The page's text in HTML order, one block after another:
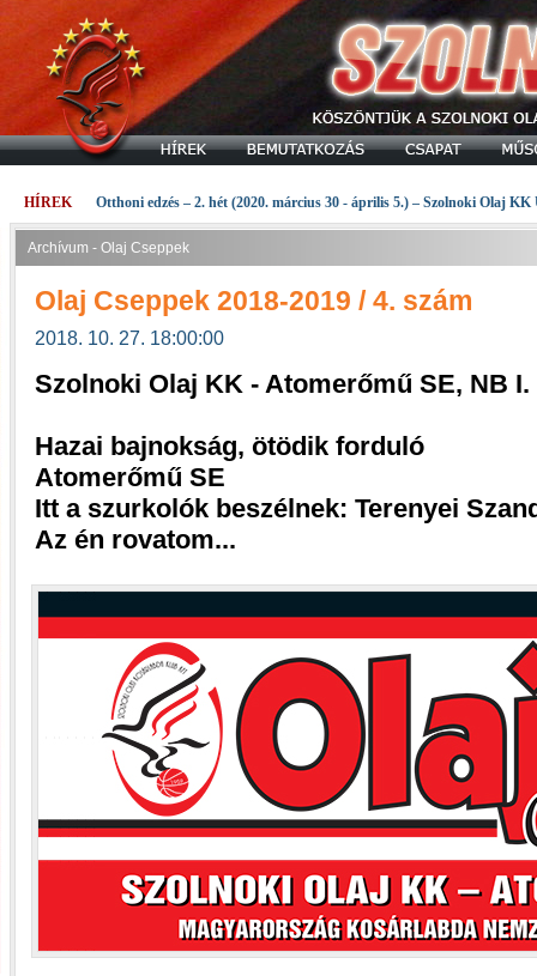
HÍREK Otthoni edzés – 2. hét (2020. március 30 - április 5.) – Szolnoki Olaj KK
Archívum - Olaj Cseppek
Olaj Cseppek 2018-2019 / 4. szám
2018. 10. 27. 18:00:00
Szolnoki Olaj KK - Atomerőmű SE, NB
Hazai bajnokság, ötödik forduló
Atomerőmű SE
Itt a szurkolók beszélnek: Terenyei
Az én rovatom...